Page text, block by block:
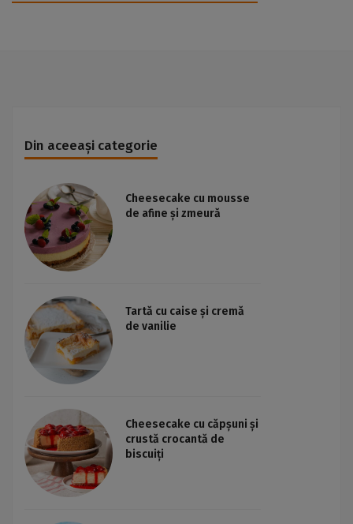
Din aceeași categorie
Cheesecake cu mousse
de afine și zmeură
Tartă cu caise și cremă
de vanilie
Cheesecake cu căpșuni și
crustă crocantă de
biscuiți